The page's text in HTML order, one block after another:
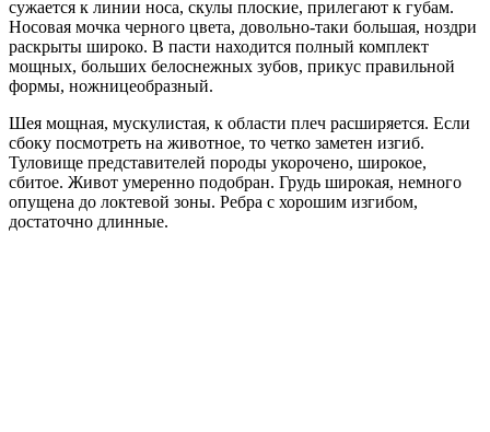
сужается к линии носа, скулы плоские, прилегают к губам.
Носовая мочка черного цвета, довольно-таки большая, ноздри
раскрыты широко. В пасти находится полный комплект
мощных, больших белоснежных зубов, прикус правильной
формы, ножницеобразный.
Шея мощная, мускулистая, к области плеч расширяется. Если
сбоку посмотреть на животное, то четко заметен изгиб.
Туловище представителей породы укорочено, широкое,
сбитое. Живот умеренно подобран. Грудь широкая, немного
опущена до локтевой зоны. Ребра с хорошим изгибом,
достаточно длинные.